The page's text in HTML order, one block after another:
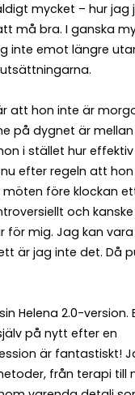
mycket – hur jag
må bra. I ganska
inte emot längre
att hon inte är
på dygnet är mellan
i stället hur
efter regeln att
före klockan
och
för mig. Jag kan
är jag inte det. Då
Helena 2.0-version.
på nytt efter en
är fantastiskt!
från terapi till